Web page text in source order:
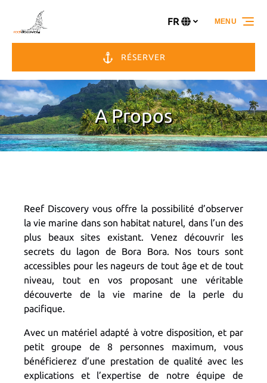
Aller à la navigation principale
Aller au contenu
Aller au pied de page
Sélectionnez
votre
FR
RÉSERVER
MENU
A Propos
Reef Discovery vous offre la possibilité d’observer
la vie marine dans son habitat naturel, dans l’un des
plus beaux sites existant. Venez découvrir les
secrets du lagon de Bora Bora. Nos tours sont
accessibles pour les nageurs de tout âge et de tout
niveau, tout en vos proposant une véritable
découverte de la vie marine de la perle du
pacifique.
Avec un matériel adapté à votre disposition, et par
petit groupe de 8 personnes maximum, vous
bénéficierez d’une prestation de qualité avec les
explications et l’expertise de notre équipe de